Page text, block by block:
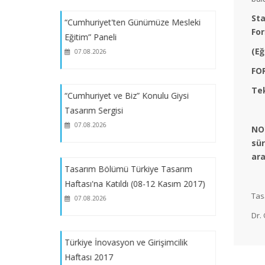
Dr.
"Marmara Kültür, Sanat ve Spor
Festivali Etkinlikleri" Etkinliklerinde
Semineri
UZATIMI
SLN Tekstil Ar-Ge Merkezi'nden:
2025-2026 Öğretim Yılı Bahar Yarıyılı
“Cumhuriyet'ten Günümüze Mesleki
Eğitim” Paneli
07.08.2026
“Cumhuriyet ve Biz” Konulu Giysi
Tasarım Sergisi
07.08.2026
Tasarım Bölümü Türkiye Tasarım
Haftası'na Katıldı (08-12 Kasım 2017)
07.08.2026
Türkiye İnovasyon ve Girişimcilik
Haftası 2017